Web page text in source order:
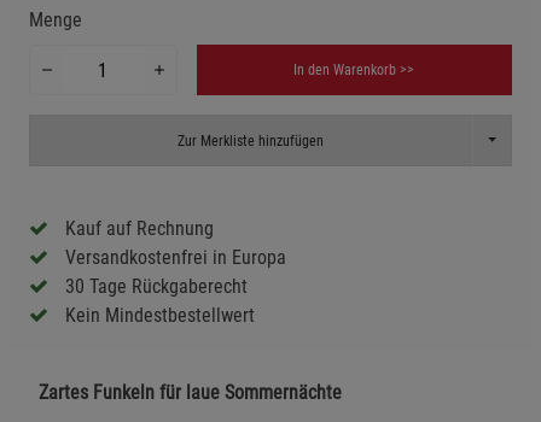
Menge
In den Warenkorb >>
Zur Merkliste hinzufügen Toggle
Kauf auf Rechnung
Versandkostenfrei in Europa
30 Tage Rückgaberecht
Kein Mindestbestellwert
Zartes Funkeln für laue Sommernächte